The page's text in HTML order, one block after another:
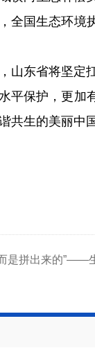
全国生态环境
东省将坚定扛
平保护，更加
共生的美丽中
是拼出来的”——